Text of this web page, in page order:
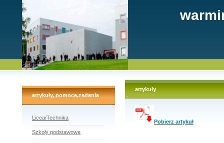
artykuły, pomoce,zadania
Licea/Technika
Szkoły podstawowe
artykuły
Pobierz artykuł